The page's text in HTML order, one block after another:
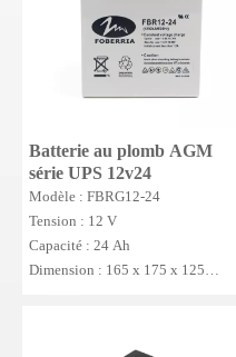
Batterie au plomb AGM
série UPS 12v24
Modèle : FBRG12-24
Tension : 12 V
Capacité : 24 Ah
Dimension : 165 x 175 x 125